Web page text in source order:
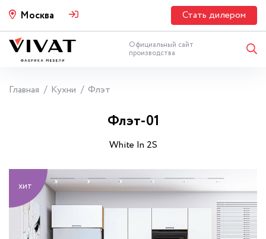
Москва Стать дилером
Официальный сайт
производства
Главная Кухни Флэт
Флэт-01
White In 2S
хит